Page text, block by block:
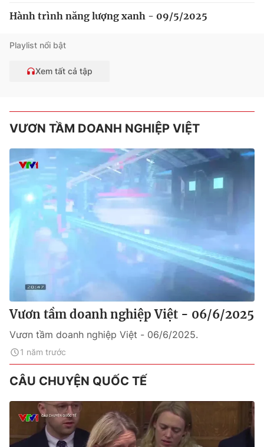
Hành trình năng lượng xanh - 09/5/2025
Playlist nổi bật
Xem tất cả tập
VƯƠN TẦM DOANH NGHIỆP VIỆT
Vươn tầm doanh nghiệp Việt - 06/6/2025
Vươn tầm doanh nghiệp Việt - 06/6/2025.
1 năm trước
CÂU CHUYỆN QUỐC TẾ